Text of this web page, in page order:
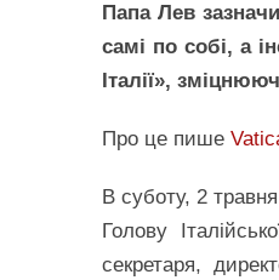
Папа Лев
самі по собі, а
Італії»,
Про це пише
В суботу, 2
Голову
секретаря,